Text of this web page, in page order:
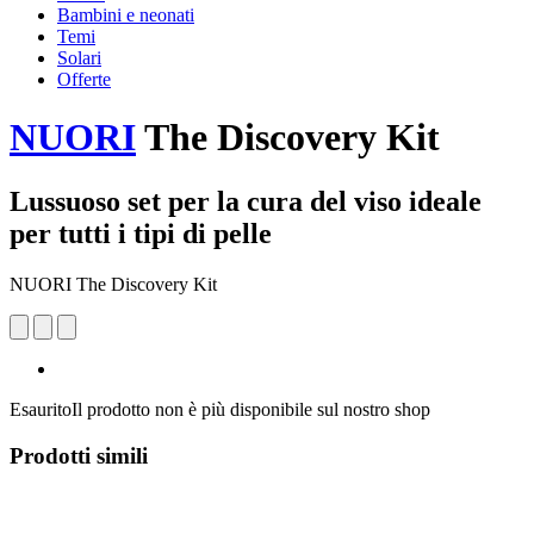
Bambini e neonati
Temi
Solari
Offerte
NUORIThe Discovery Kit
Lussuoso set per la cura del viso ideale
per tutti i tipi di pelle
NUORI The Discovery Kit
EsauritoIl prodotto non è più disponibile sul nostro shop
Prodotti simili